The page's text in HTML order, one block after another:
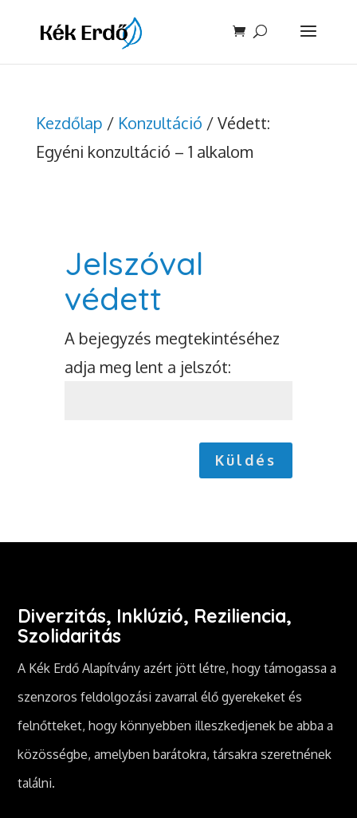
Kezdőlap / Konzultáció / Védett:
Egyéni konzultáció – 1 alkalom
Jelszóval
védett
A bejegyzés megtekintéséhez
adja meg lent a jelszót:
Küldés
Diverzitás, Inklúzió, Reziliencia,
Szolidaritás
A Kék Erdő Alapítvány azért jött létre, hogy támogassa a
szenzoros feldolgozási zavarral élő gyerekeket és
felnőtteket, hogy könnyebben illeszkedjenek be abba a
közösségbe, amelyben barátokra, társakra szeretnének
találni.